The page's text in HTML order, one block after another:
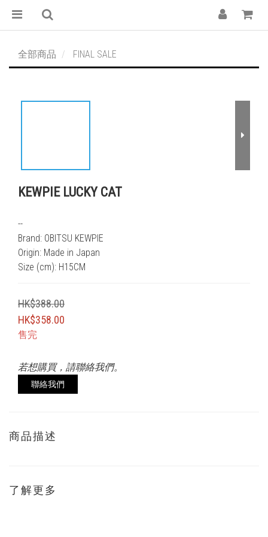
全部商品 FINAL SALE
KEWPIE LUCKY CAT
--
Brand: OBITSU KEWPIE
Origin: Made in Japan
Size (cm): H15CM
HK$388.00
HK$358.00
售完
若想購買，請聯絡我們。
聯絡我們
商品描述
了解更多